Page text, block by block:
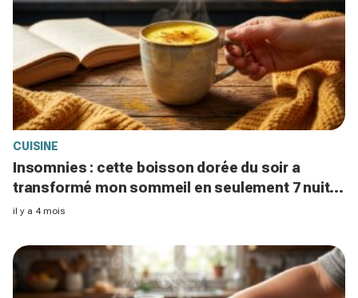
CUISINE
Insomnies : cette boisson dorée du soir a
transformé mon sommeil en seulement 7 nuits,
voici comment
il y a 4 mois